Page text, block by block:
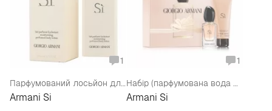
1
Парфумований лосьйон для тіла
Armani Si
1
Набір (парфумована вода 30 мл + лосьйон для тіла 75 мл)
Armani Si